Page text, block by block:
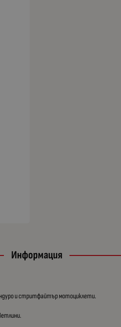
Информация
и стритфайтър мотоциклети.